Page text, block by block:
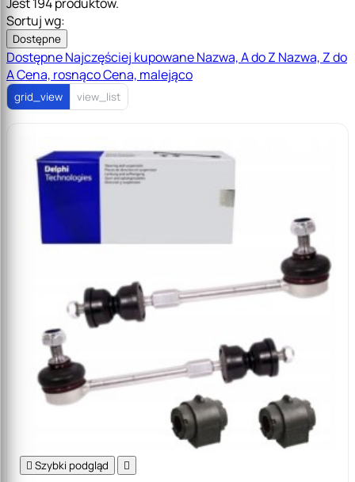
Sortuj wg:
Dostępne
DostępneNajczęściej kupowaneNazwa, A do Z Nazwa, Z do
ACena, rosnącoCena, malejąco
grid_view view_list
 Szybki podgląd 